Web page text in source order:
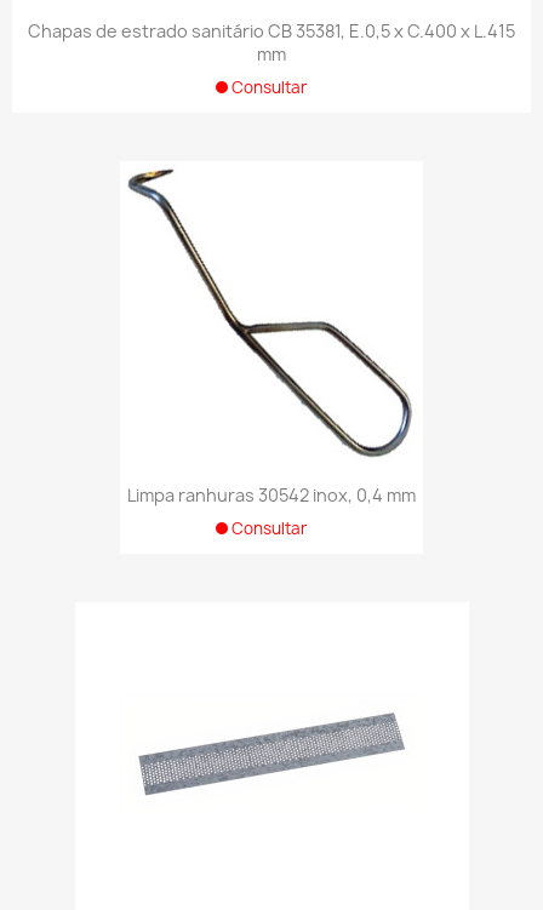
Chapas de estrado sanitário CB 35381, E.0,5 x C.400 x L.415
mm
Consultar
Limpa ranhuras 30542 inox, 0,4 mm
Consultar